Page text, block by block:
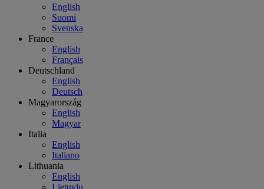
English
Suomi
Svenska
France
English
Français
Deutschland
English
Deutsch
Magyarország
English
Magyar
Italia
English
Italiano
Lithuania
English
Lietuvių